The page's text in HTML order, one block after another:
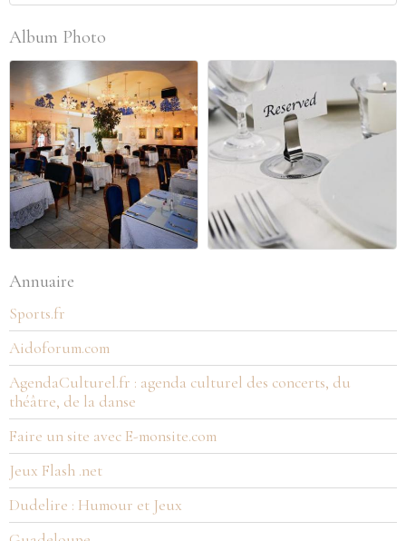
Album Photo
Annuaire
Sports.fr
Aidoforum.com
AgendaCulturel.fr : agenda culturel des concerts, du
théâtre, de la danse
Faire un site avec E-monsite.com
Jeux Flash .net
Dudelire : Humour et Jeux